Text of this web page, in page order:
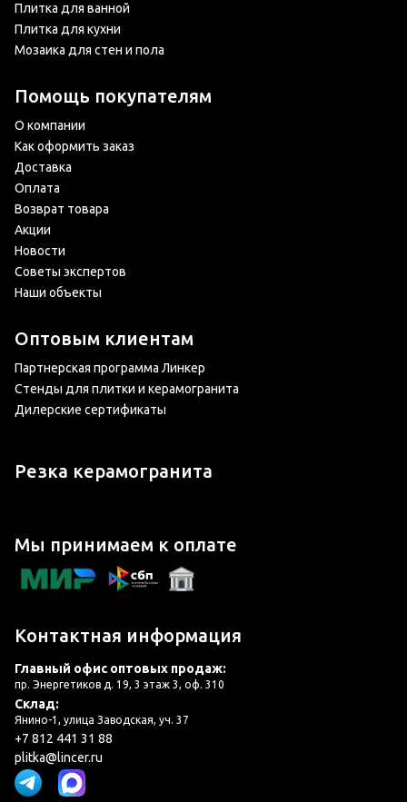
Плитка для ванной
Плитка для кухни
Мозаика для стен и пола
Помощь покупателям
О компании
Как оформить заказ
Доставка
Оплата
Возврат товара
Акции
Новости
Советы экспертов
Наши объекты
Оптовым клиентам
Партнерская программа Линкер
Стенды для плитки и керамогранита
Дилерские сертификаты
Резка керамогранита
Мы принимаем к оплате
Контактная информация
Главный офис оптовых продаж:
пр. Энергетиков д. 19, 3 этаж 3, оф. 310
Склад:
Янино-1, улица Заводская, уч. 37
+7 812 441 31 88
plitka@lincer.ru